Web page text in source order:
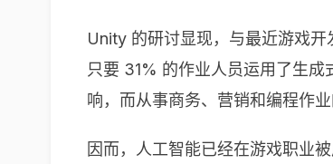
Unity 的研讨显现，与最近游戏开
只要 31% 的作业人员运用了生
响，而从事商务、营销和编程作
因而，人工智能已经在游戏职业